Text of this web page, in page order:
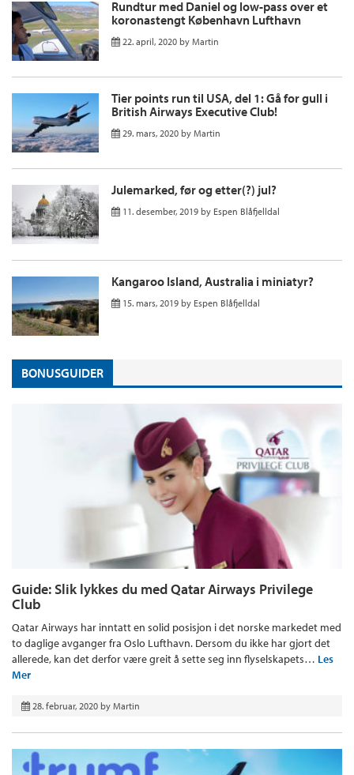
Rundtur med Daniel og low-pass over et
koronastengt København Lufthavn
22. april, 2020 by Martin
Tier points run til USA, del 1: Gå for gull i
British Airways Executive Club!
29. mars, 2020 by Martin
Julemarked, før og etter(?) jul?
11. desember, 2019 by Espen Blåfjelldal
Kangaroo Island, Australia i miniatyr?
15. mars, 2019 by Espen Blåfjelldal
BONUSGUIDER
Guide: Slik lykkes du med Qatar Airways Privilege
Club
Qatar Airways har inntatt en solid posisjon i det norske markedet med
to daglige avganger fra Oslo Lufthavn. Dersom du ikke har gjort det
allerede, kan det derfor være greit å sette seg inn flyselskapets… Les
Mer
28. februar, 2020 by Martin